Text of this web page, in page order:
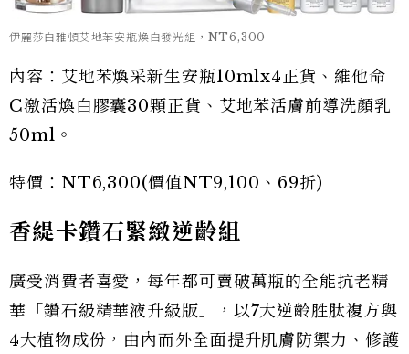
伊麗莎白雅頓艾地苯安瓶煥白發光組，NT6,300
內容：艾地苯煥采新生安瓶10mlx4正貨、維他命
C激活煥白膠囊30顆正貨、艾地苯活膚前導洗顏乳
50ml。
特價：NT6,300(價值NT9,100、69折)
香緹卡鑽石緊緻逆齡組
廣受消費者喜愛，每年都可賣破萬瓶的全能抗老精
華「鑽石級精華液升級版」，以7大逆齡胜肽複方與
4大植物成份，由內而外全面提升肌膚防禦力、修護